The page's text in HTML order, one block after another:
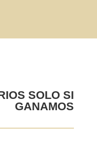
SOLO SI
GANAMOS